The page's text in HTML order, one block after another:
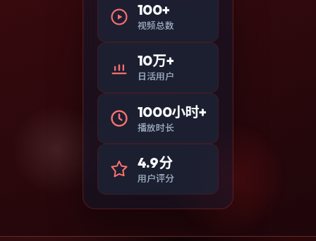
100+
视频总数
10万+
日活用户
1000小时+
播放时长
4.9分
用户评分